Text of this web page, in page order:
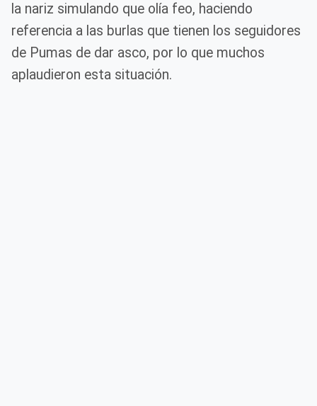
la nariz simulando que olía feo, haciendo
referencia a las burlas que tienen los seguidores
de Pumas de dar asco, por lo que muchos
aplaudieron esta situación.